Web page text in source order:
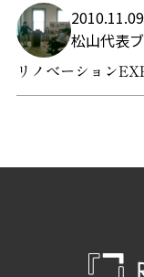
2010.11.09
松山代表
リノベーション